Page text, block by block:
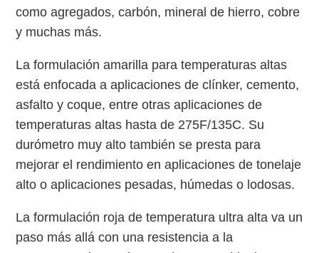
como agregados, carbón, mineral de hierro, cobre
y muchas más.
La formulación amarilla para temperaturas altas
está enfocada a aplicaciones de clínker, cemento,
asfalto y coque, entre otras aplicaciones de
temperaturas altas hasta de 275F/135C. Su
durómetro muy alto también se presta para
mejorar el rendimiento en aplicaciones de tonelaje
alto o aplicaciones pesadas, húmedas o lodosas.
La formulación roja de temperatura ultra alta va un
paso más allá con una resistencia a la